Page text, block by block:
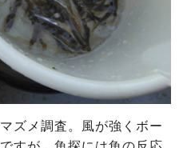
ズメ調査。風が強くボー